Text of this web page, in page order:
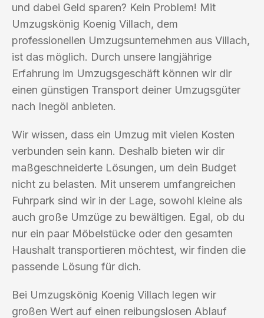
und dabei Geld sparen? Kein Problem! Mit
Umzugskönig Koenig Villach, dem
professionellen Umzugsunternehmen aus Villach,
ist das möglich. Durch unsere langjährige
Erfahrung im Umzugsgeschäft können wir dir
einen günstigen Transport deiner Umzugsgüter
nach Inegöl anbieten.
Wir wissen, dass ein Umzug mit vielen Kosten
verbunden sein kann. Deshalb bieten wir dir
maßgeschneiderte Lösungen, um dein Budget
nicht zu belasten. Mit unserem umfangreichen
Fuhrpark sind wir in der Lage, sowohl kleine als
auch große Umzüge zu bewältigen. Egal, ob du
nur ein paar Möbelstücke oder den gesamten
Haushalt transportieren möchtest, wir finden die
passende Lösung für dich.
Bei Umzugskönig Koenig Villach legen wir
großen Wert auf einen reibungslosen Ablauf